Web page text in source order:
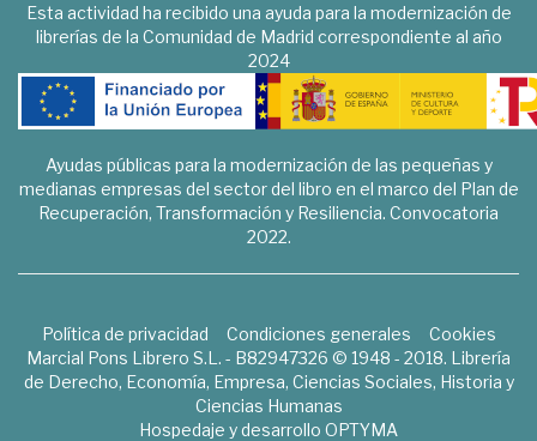
Esta actividad ha recibido una ayuda para la modernización de
librerías de la Comunidad de Madrid correspondiente al año
2024
Ayudas públicas para la modernización de las pequeñas y
medianas empresas del sector del libro en el marco del Plan de
Recuperación, Transformación y Resiliencia. Convocatoria
2022.
Política de privacidad Condiciones generales
Cookies
Marcial Pons Librero S.L. - B82947326 © 1948 - 2018. Librería
de Derecho, Economía, Empresa, Ciencias Sociales, Historia y
Ciencias Humanas
Hospedaje y desarrollo OPTYMA